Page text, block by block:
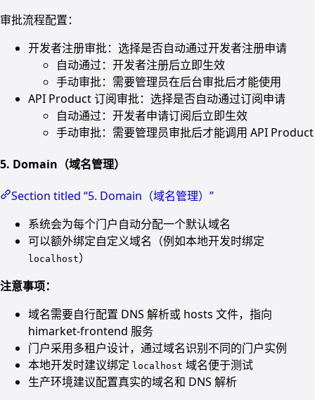
审批流程配置：
开发者注册审批：选择是否自动通过开发者注册申请
自动通过：开发者注册后立即生效
手动审批：需要管理员在后台审批后才能使用
API Product 订阅审批：选择是否自动通过订阅申请
自动通过：开发者申请订阅后立即生效
手动审批：需要管理员审批后才能调用 API Product
5. Domain（域名管理）
Section titled “5. Domain（域名管理）”
系统会为每个门户自动分配一个默认域名
可以额外绑定自定义域名（例如本地开发时绑定
localhost）
注意事项：
域名需要自行配置 DNS 解析或 hosts 文件，指向
himarket-frontend 服务
门户采用多租户设计，通过域名识别不同的门户实例
本地开发时建议绑定 localhost 域名便于测试
生产环境建议配置真实的域名和 DNS 解析